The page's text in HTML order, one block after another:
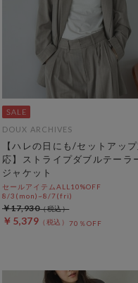
DOUX ARCHIVES
【ハレの日にも/セットアップ
応】ストライプダブルテーラ
ジャケット
セールアイテムALL10%OFF
8/3(mon)~8/7(fri)
￥5,379 70％OFF
￥17,930